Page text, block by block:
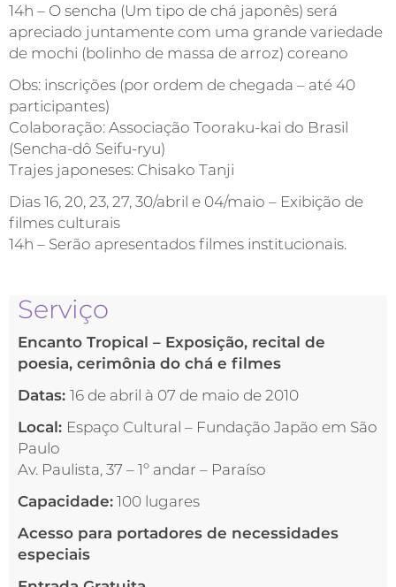
14h – O sencha (Um tipo de chá japonês) será
apreciado juntamente com uma grande variedade
de mochi (bolinho de massa de arroz) coreano
Obs: inscrições (por ordem de chegada – até 40
participantes)
Colaboração: Associação Tooraku-kai do Brasil
(Sencha-dô Seifu-ryu)
Trajes japoneses: Chisako Tanji
Dias 16, 20, 23, 27, 30/abril e 04/maio – Exibição de
filmes culturais
14h – Serão apresentados filmes institucionais.
Serviço
Encanto Tropical – Exposição, recital de
poesia, cerimônia do chá e filmes
Datas: 16 de abril à 07 de maio de 2010
Local: Espaço Cultural – Fundação Japão em São
Paulo
Av. Paulista, 37 – 1º andar – Paraíso
Capacidade: 100 lugares
Acesso para portadores de necessidades
especiais